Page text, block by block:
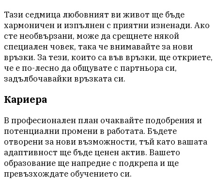
Тази седмица любовният ви живот ще бъде
хармоничен и изпълнен с приятни изненади. Ако
сте необвързани, може да срещнете някой
специален човек, така че внимавайте за нови
връзки. За тези, които са във връзки, ще откриете,
че е по-лесно да общувате с партньора си,
задълбочавайки връзката си.
Кариера
В професионален план очаквайте подобрения и
потенциални промени в работата. Бъдете
отворени за нови възможности, тъй като вашата
адаптивност ще бъде ценен актив. Вашето
образование ще напредне с подкрепа и ще
превъзхождате обучението си.